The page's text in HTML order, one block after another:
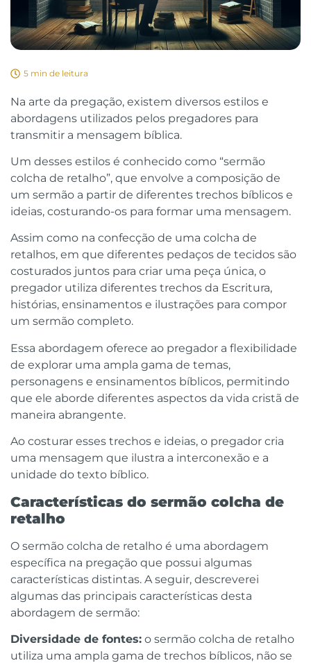
5 min de leitura
Na arte da pregação, existem diversos estilos e
abordagens utilizados pelos pregadores para
transmitir a mensagem bíblica.
Um desses estilos é conhecido como “sermão
colcha de retalho”, que envolve a composição de
um sermão a partir de diferentes trechos bíblicos e
ideias, costurando-os para formar uma mensagem.
Assim como na confecção de uma colcha de
retalhos, em que diferentes pedaços de tecidos são
costurados juntos para criar uma peça única, o
pregador utiliza diferentes trechos da Escritura,
histórias, ensinamentos e ilustrações para compor
um sermão completo.
Essa abordagem oferece ao pregador a flexibilidade
de explorar uma ampla gama de temas,
personagens e ensinamentos bíblicos, permitindo
que ele aborde diferentes aspectos da vida cristã de
maneira abrangente.
Ao costurar esses trechos e ideias, o pregador cria
uma mensagem que ilustra a interconexão e a
unidade do texto bíblico.
Características do sermão colcha de
retalho
O sermão colcha de retalho é uma abordagem
específica na pregação que possui algumas
características distintas. A seguir, descreverei
algumas das principais características desta
abordagem de sermão:
Diversidade de fontes: o sermão colcha de retalho
utiliza uma ampla gama de trechos bíblicos, não se